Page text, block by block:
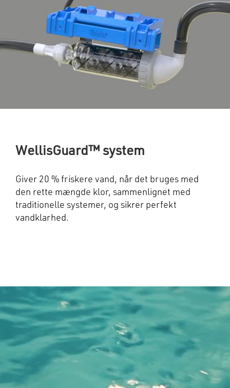
WellisGuard™ system
Giver 20 % friskere vand, når det bruges med
den rette mængde klor, sammenlignet med
traditionelle systemer, og sikrer perfekt
vandklarhed.